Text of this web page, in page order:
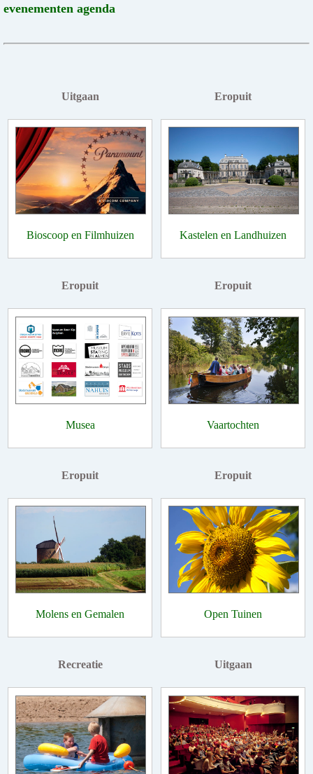
evenementen agenda
Uitgaan
Bioscoop en Filmhuizen
Eropuit
Kastelen en Landhuizen
Eropuit
Musea
Eropuit
Vaartochten
Eropuit
Molens en Gemalen
Eropuit
Open Tuinen
Recreatie Uitgaan